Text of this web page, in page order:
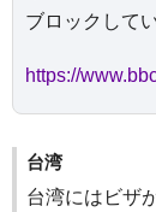
ブロックしてい
台湾
台湾にはビザ